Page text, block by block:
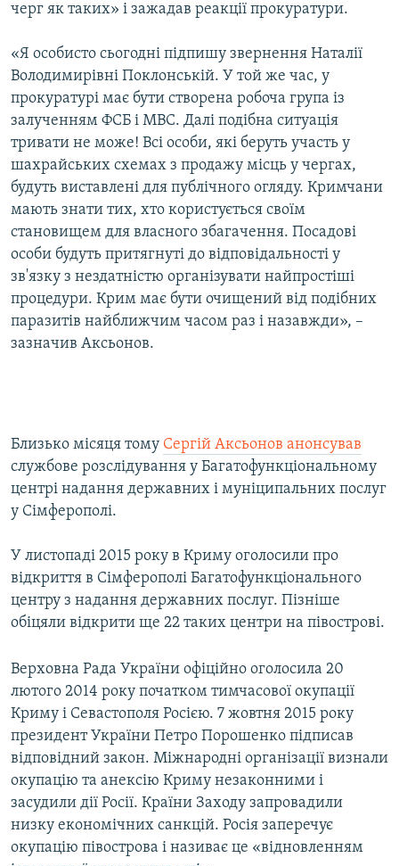
черг як таких» і зажадав реакції прокуратури.
«Я особисто сьогодні підпишу звернення Наталії
Володимирівні Поклонській. У той же час, у
прокуратурі має бути створена робоча група із
залученням ФСБ і МВС. Далі подібна ситуація
тривати не може! Всі особи, які беруть участь у
шахрайських схемах з продажу місць у чергах,
будуть виставлені для публічного огляду. Кримчани
мають знати тих, хто користується своїм
становищем для власного збагачення. Посадові
особи будуть притягнуті до відповідальності у
зв'язку з нездатністю організувати найпростіші
процедури. Крим має бути очищений від подібних
паразитів найближчим часом раз і назавжди», –
зазначив Аксьонов.
Близько місяця тому Сергій Аксьонов анонсував
службове розслідування у Багатофункціональному
центрі надання державних і муніципальних послуг
у Сімферополі.
У листопаді 2015 року в Криму оголосили про
відкриття в Сімферополі Багатофункціонального
центру з надання державних послуг. Пізніше
обіцяли відкрити ще 22 таких центри на півострові.
Верховна Рада України офіційно оголосила 20
лютого 2014 року початком тимчасової окупації
Криму і Севастополя Росією. 7 жовтня 2015 року
президент України Петро Порошенко підписав
відповідний закон. Міжнародні організації визнали
окупацію та анексію Криму незаконними і
засудили дії Росії. Країни Заходу запровадили
низку економічних санкцій. Росія заперечує
окупацію півострова і називає це «відновленням